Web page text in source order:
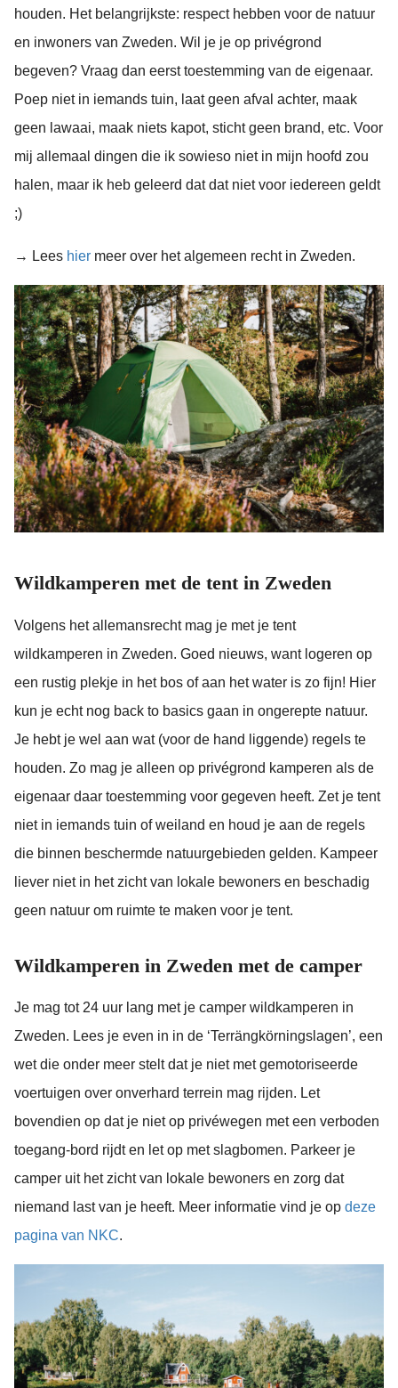
houden. Het belangrijkste: respect hebben voor de natuur
en inwoners van Zweden. Wil je je op privégrond
begeven? Vraag dan eerst toestemming van de eigenaar.
Poep niet in iemands tuin, laat geen afval achter, maak
geen lawaai, maak niets kapot, sticht geen brand, etc. Voor
mij allemaal dingen die ik sowieso niet in mijn hoofd zou
halen, maar ik heb geleerd dat dat niet voor iedereen geldt
;)
→ Lees hier meer over het algemeen recht in Zweden.
Wildkamperen met de tent in Zweden
Volgens het allemansrecht mag je met je tent
wildkamperen in Zweden. Goed nieuws, want logeren op
een rustig plekje in het bos of aan het water is zo fijn! Hier
kun je echt nog back to basics gaan in ongerepte natuur.
Je hebt je wel aan wat (voor de hand liggende) regels te
houden. Zo mag je alleen op privégrond kamperen als de
eigenaar daar toestemming voor gegeven heeft. Zet je tent
niet in iemands tuin of weiland en houd je aan de regels
die binnen beschermde natuurgebieden gelden. Kampeer
liever niet in het zicht van lokale bewoners en beschadig
geen natuur om ruimte te maken voor je tent.
Wildkamperen in Zweden met de camper
Je mag tot 24 uur lang met je camper wildkamperen in
Zweden. Lees je even in in de ‘Terrängkörningslagen’, een
wet die onder meer stelt dat je niet met gemotoriseerde
voertuigen over onverhard terrein mag rijden. Let
bovendien op dat je niet op privéwegen met een verboden
toegang-bord rijdt en let op met slagbomen. Parkeer je
camper uit het zicht van lokale bewoners en zorg dat
niemand last van je heeft. Meer informatie vind je op deze
pagina van NKC.